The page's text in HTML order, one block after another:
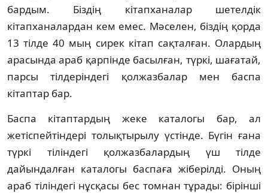
бардым. Біздің кітапха­на­лар шетелдік
кітапханалардан кем емес. Мә­селен, біздің қорда
13 тілде 40 мың сирек кі­тап сақталған. Олардың
арасында араб қар­пінде басылған, түркі, шағатай,
парсы тіл­деріндегі қолжазбалар мен баспа
кітаптар бар.
Баспа кітаптардың жеке каталогы бар, ал
жетіспейтіндері толықтырылу үстінде. Бү­гін ғана
түркі тіліндегі қолжазбалардың үш тілде
дайындалған каталогы баспаға жі­бе­­­рілді. Оның
араб тіліндегі нұсқасы бес том­нан тұрады: бірінші